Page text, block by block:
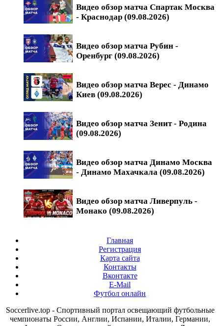
Видео обзор матча Спартак Москва
- Краснодар (09.08.2026)
Видео обзор матча Рубин -
Оренбург (09.08.2026)
Видео обзор матча Верес - Динамо
Киев (09.08.2026)
Видео обзор матча Зенит - Родина
(09.08.2026)
Видео обзор матча Динамо Москва
- Динамо Махачкала (09.08.2026)
Видео обзор матча Ливерпуль -
Монако (09.08.2026)
Главная
Регистрация
Карта сайта
Контакты
Вконтакте
E-Mail
Футбол онлайн
Soccerlive.top - Спортивный портал освещающий футбольные
чемпионаты России, Англии, Испании, Италии, Германии,